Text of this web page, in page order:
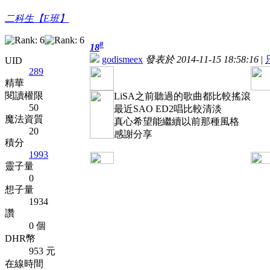
二科生【E班】
UID
289
精華
閱讀權限
50
魔法資質
20
積分
1993
靈子量
0
想子量
1934
讚
0 個
DHR幣
953 元
在線時間
18#
godismeex 發表於 2014-11-15 18:58:16 |
LiSA之前聽過的歌曲都比較搖滾
最近SAO ED2唱比較清淡
真心希望能繼續以前那種風格
感謝分享